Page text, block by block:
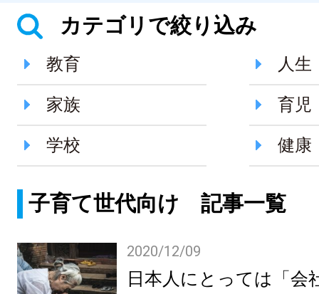
カテゴリで絞り込み
教育 人生
家族 育児
学校 健康
子育て世代向け 記事一覧
2020/12/09
日本人にとっては「会